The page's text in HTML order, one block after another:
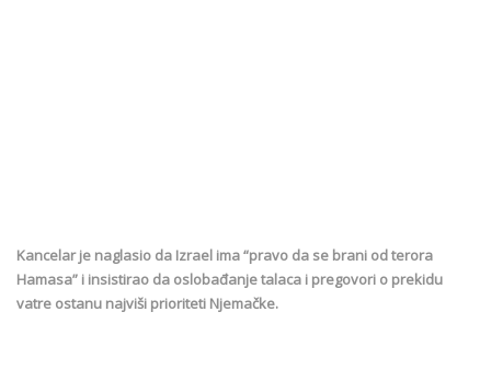
Kancelar je naglasio da Izrael ima “pravo da se brani od terora
Hamasa” i insistirao da oslobađanje talaca i pregovori o prekidu
vatre ostanu najviši prioriteti Njemačke.